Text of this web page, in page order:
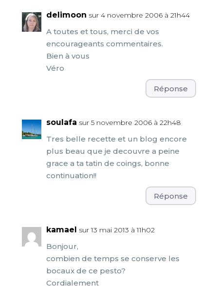
delimoon sur 4 novembre 2006 à 21h44
A toutes et tous, merci de vos
encourageants commentaires.
Bien à vous
Véro
Réponse
soulafa sur 5 novembre 2006 à 22h48
Tres belle recette et un blog encore
plus beau que je decouvre a peine
grace a ta tatin de coings, bonne
continuation!!
Réponse
kamael sur 13 mai 2013 à 11h02
Bonjour,
combien de temps se conserve les
bocaux de ce pesto?
Cordialement